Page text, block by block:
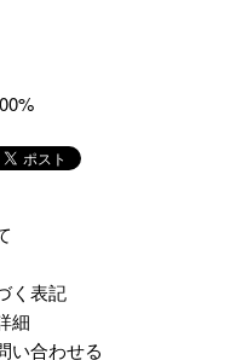
く表記
細
い合わせる